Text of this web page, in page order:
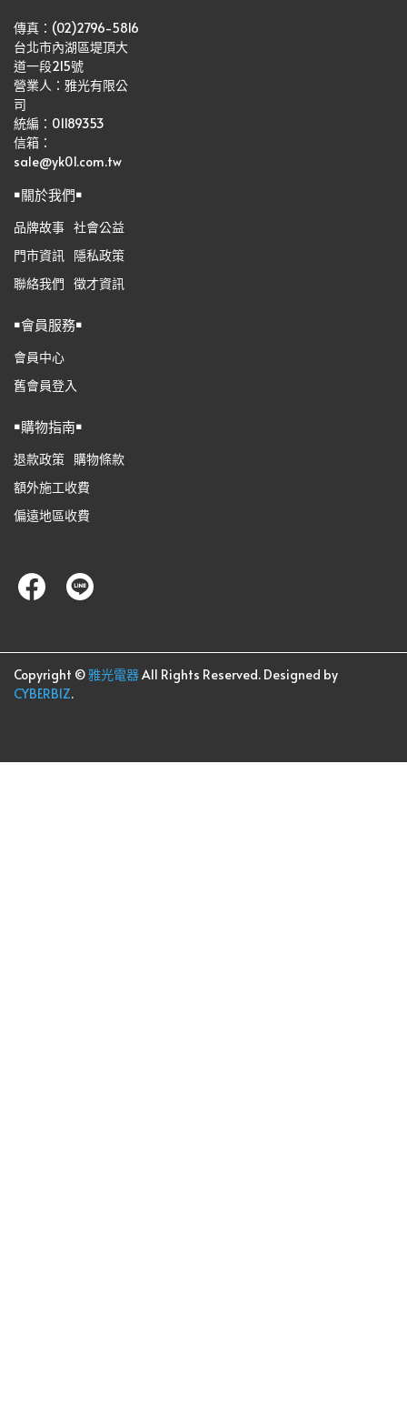
傳真：(02)2796-5816
台北市內湖區堤頂大
道一段215號
營業人：雅光有限公
司
統編：01189353
信箱：
sale@yk01.com.tw
￭關於我們￭
品牌故事 社會公益
門市資訊 隱私政策
聯絡我們 徵才資訊
￭會員服務￭
會員中心
舊會員登入
￭購物指南￭
退款政策 購物條款
額外施工收費
偏遠地區收費
Copyright ©雅光電器All Rights Reserved. Designed by
CYBERBIZ.